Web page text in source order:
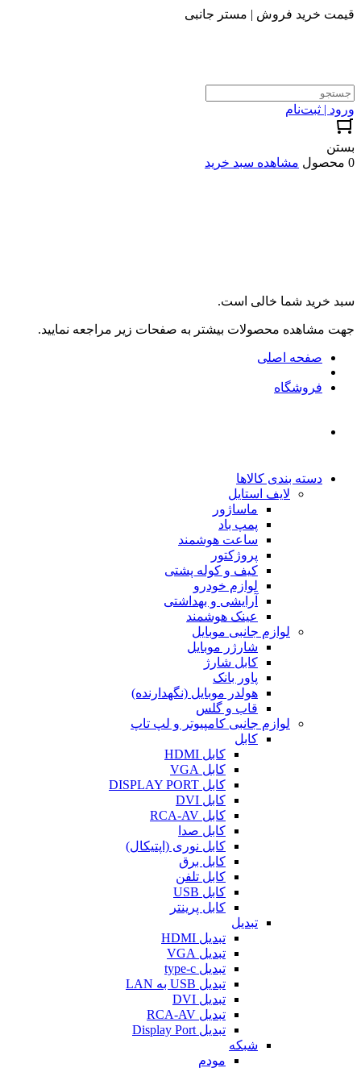
قیمت خرید فروش | مستر جانبی
ورود | ثبت‌نام
بستن
0 محصول
مشاهده سبد خرید
سبد خرید شما خالی است.
جهت مشاهده محصولات بیشتر به صفحات زیر مراجعه نمایید.
صفحه اصلی
فروشگاه
دسته بندی کالاها
لایف استایل
ماساژور
پمپ باد
ساعت هوشمند
پروژکتور
کیف و کوله پشتی
لوازم خودرو
آرایشی و بهداشتی
عینک هوشمند
لوازم جانبی موبایل
شارژر موبایل
کابل شارژ
پاور بانک
هولدر موبایل (نگهدارنده)
قاب و گلس
لوازم جانبی کامپیوتر و لپ تاپ
کابل
کابل HDMI
کابل VGA
کابل DISPLAY PORT
کابل DVI
کابل RCA-AV
کابل صدا
کابل نوری (اپتیکال)
کابل برق
کابل تلفن
کابل USB
کابل پرینتر
تبدیل
تبدیل HDMI
تبدیل VGA
تبدیل type-c
تبدیل USB به LAN
تبدیل DVI
تبدیل RCA-AV
تبدیل Display Port
شبکه
مودم